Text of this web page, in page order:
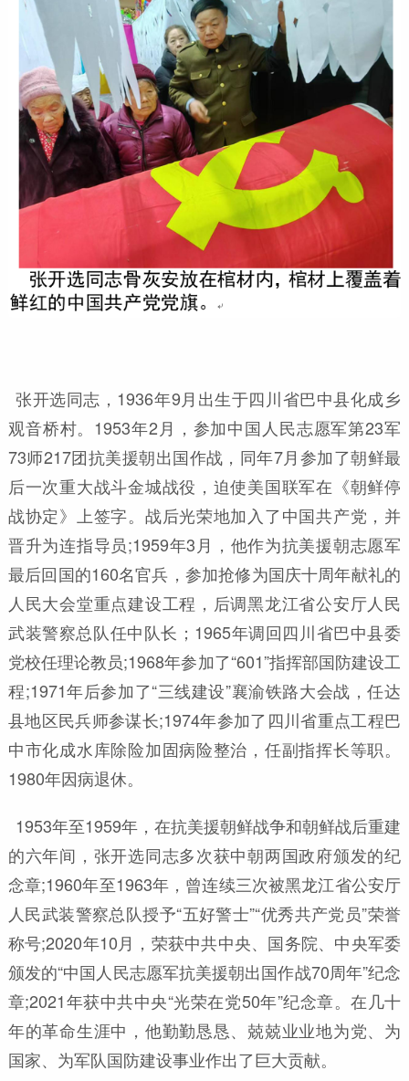
张开选同志，1936年9月出生于四川省巴中县化成乡
观音桥村。1953年2月，参加中国人民志愿军第23军
73师217团抗美援朝出国作战，同年7月参加了朝鲜最
后一次重大战斗金城战役，迫使美国联军在《朝鲜停
战协定》上签字。战后光荣地加入了中国共产党，并
晋升为连指导员;1959年3月，他作为抗美援朝志愿军
最后回国的160名官兵，参加抢修为国庆十周年献礼的
人民大会堂重点建设工程，后调黑龙江省公安厅人民
武装警察总队任中队长；1965年调回四川省巴中县委
党校任理论教员;1968年参加了“601”指挥部国防建设工
程;1971年后参加了“三线建设”襄渝铁路大会战，任达
县地区民兵师参谋长;1974年参加了四川省重点工程巴
中市化成水库除险加固病险整治，任副指挥长等职。
1980年因病退休。
1953年至1959年，在抗美援朝鲜战争和朝鲜战后重建
的六年间，张开选同志多次获中朝两国政府颁发的纪
念章;1960年至1963年，曾连续三次被黑龙江省公安厅
人民武装警察总队授予“五好警士”“优秀共产党员”荣誉
称号;2020年10月，荣获中共中央、国务院、中央军委
颁发的“中国人民志愿军抗美援朝出国作战70周年”纪念
章;2021年获中共中央“光荣在党50年”纪念章。在几十
年的革命生涯中，他勤勤恳恳、兢兢业业地为党、为
国家、为军队国防建设事业作出了巨大贡献。